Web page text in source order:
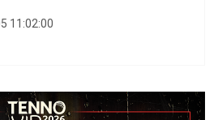
11:02:00